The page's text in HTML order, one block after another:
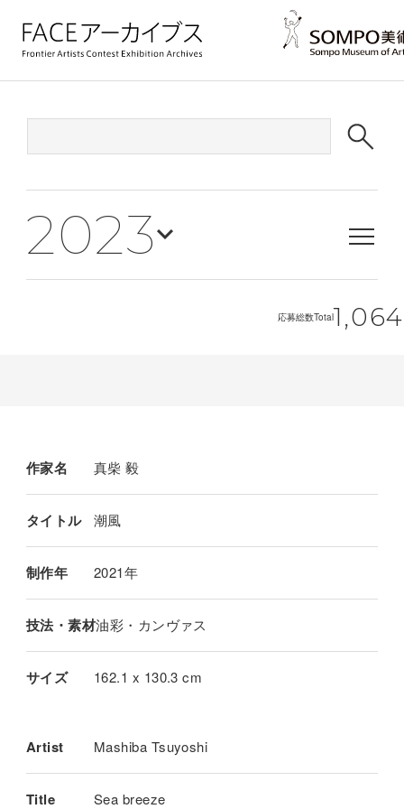
2023
応募総数Total1,064
作家名 真柴 毅
タイトル 潮風
制作年 2021年
技法・素材油彩・カンヴァス
サイズ 162.1 x 130.3 cm
Artist Mashiba Tsuyoshi
Title Sea breeze